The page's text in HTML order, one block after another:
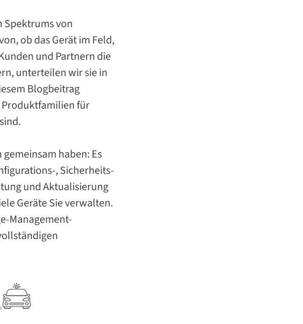
Spektrums von
ob das Gerät im Feld,
und Partnern die
unterteilen wir sie in
Blogbeitrag
Produktfamilien für
haben: Es
, Sicherheits-
und Aktualisierung
Geräte Sie verwalten.
Management-